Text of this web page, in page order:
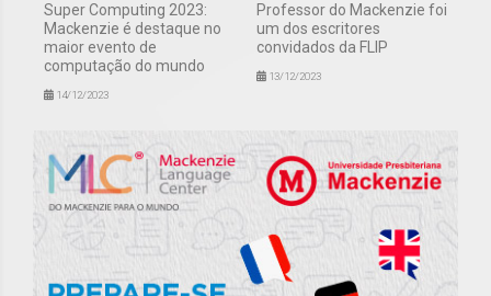
Super Computing 2023:
Mackenzie é destaque no
maior evento de
computação do mundo
14/12/2023
Professor do Mackenzie foi
um dos escritores
convidados da FLIP
13/12/2023